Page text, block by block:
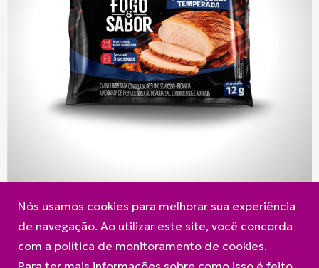
Nós usamos cookies para melhorar sua experiência
de navegação. Ao utilizar este site, você concorda
com a política de monitoramento de cookies.